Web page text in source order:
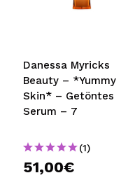
Danessa Myricks
Beauty – *Yummy
Skin* – Getöntes
Serum – 7
(1)
51,00€